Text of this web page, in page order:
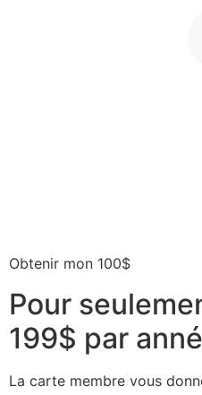
Obtenir mon 100$
Pour
199$ par
La carte membre vous